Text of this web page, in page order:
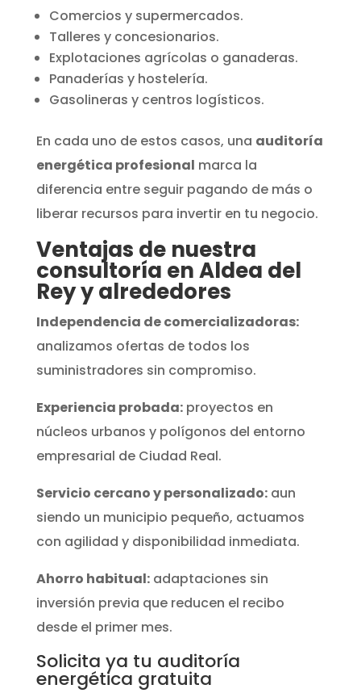
Comercios y supermercados.
Talleres y concesionarios.
Explotaciones agrícolas o ganaderas.
Panaderías y hostelería.
Gasolineras y centros logísticos.
En cada uno de estos casos, una auditoría
energética profesional marca la
diferencia entre seguir pagando de más o
liberar recursos para invertir en tu negocio.
Ventajas de nuestra
consultoría en Aldea del
Rey y alrededores
Independencia de comercializadoras:
analizamos ofertas de todos los
suministradores sin compromiso.
Experiencia probada:proyectos en
núcleos urbanos y polígonos del entorno
empresarial de Ciudad Real.
Servicio cercano y personalizado:aun
siendo un municipio pequeño, actuamos
con agilidad y disponibilidad inmediata.
Ahorro habitual:adaptaciones sin
inversión previa que reducen el recibo
desde el primer mes.
Solicita ya tu auditoría
energética gratuita